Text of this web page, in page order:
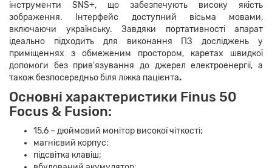
інструменти SNS+, що забезпечують високу якість
зображення. Інтерфейс доступний вісьма мовами,
включаючи українську. Завдяки портативності апарат
ідеально підходить для виконання ПЗ досліджень у
приміщеннях з обмеженим простором, каретах швидкої
допомоги без прив'язування до джерел електроенергії, а
також безпосередньо біля ліжка пацієнта.
Основні характеристики Finus 50
Focus & Fusion:
15,6 – дюймовий монітор високої чіткості;
магнієвий корпус;
підсвітка клавіш;